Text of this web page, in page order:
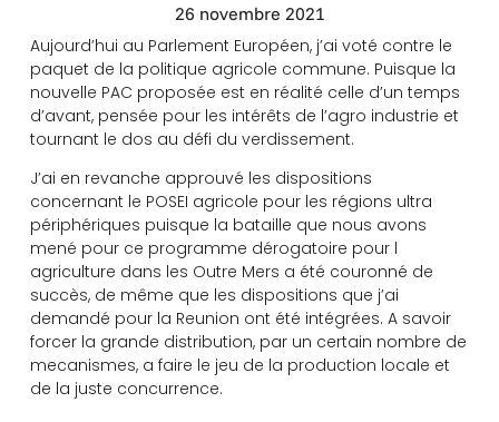
26 novembre 2021
Aujourd’hui au Parlement Européen, j’ai voté contre le
paquet de la politique agricole commune. Puisque la
nouvelle PAC proposée est en réalité celle d’un temps
d’avant, pensée pour les intérêts de l’agro industrie et
tournant le dos au défi du verdissement.
J’ai en revanche approuvé les dispositions
concernant le POSEI agricole pour les régions ultra
périphériques puisque la bataille que nous avons
mené pour ce programme dérogatoire pour l
agriculture dans les Outre Mers a été couronné de
succès, de même que les dispositions que j’ai
demandé pour la Reunion ont été intégrées. A savoir
forcer la grande distribution, par un certain nombre de
mecanismes, a faire le jeu de la production locale et
de la juste concurrence.